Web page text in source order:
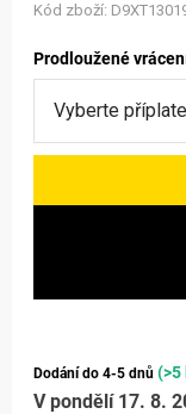
Prodloužené
Dodání do 4-5 dnů (>5
V pondělí 17. 8.
Kód zboží: